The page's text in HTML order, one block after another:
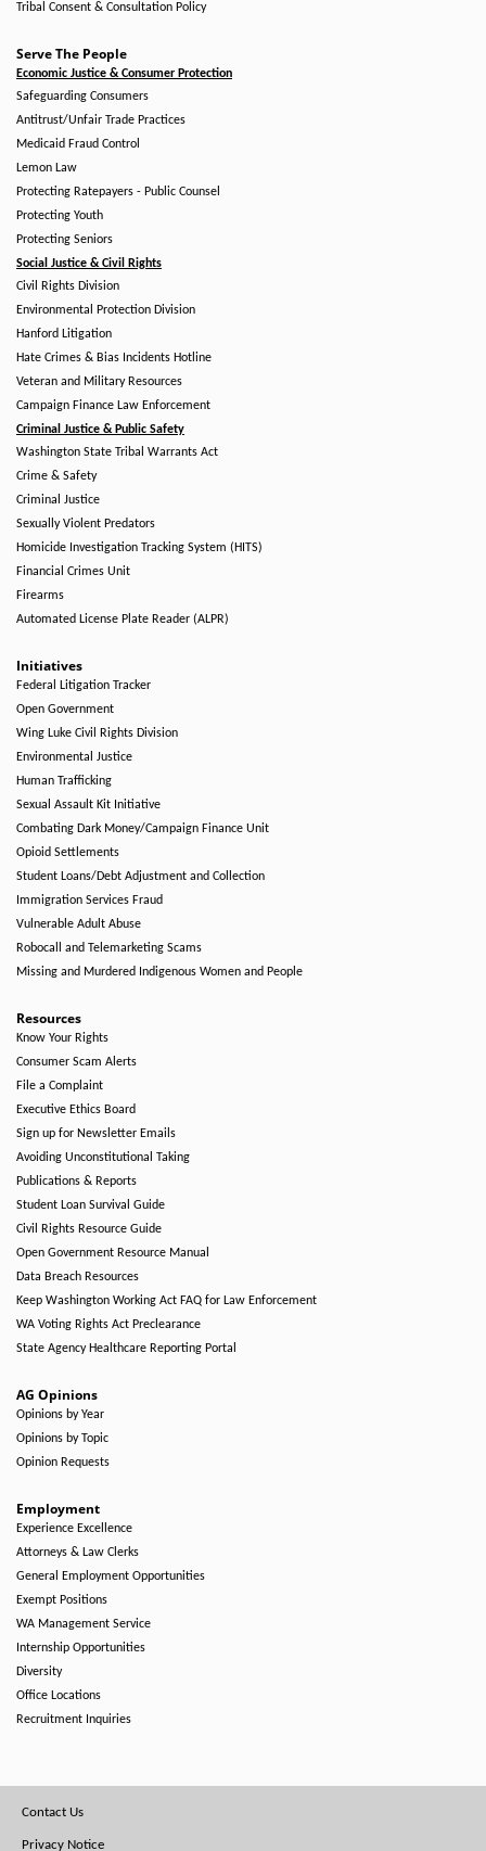
Tribal Consent & Consultation Policy
Serve The People
Economic Justice & Consumer Protection
Safeguarding Consumers
Antitrust/Unfair Trade Practices
Medicaid Fraud Control
Lemon Law
Protecting Ratepayers - Public Counsel
Protecting Youth
Protecting Seniors
Social Justice & Civil Rights
Civil Rights Division
Environmental Protection Division
Hanford Litigation
Hate Crimes & Bias Incidents Hotline
Veteran and Military Resources
Campaign Finance Law Enforcement
Criminal Justice & Public Safety
Washington State Tribal Warrants Act
Crime & Safety
Criminal Justice
Sexually Violent Predators
Homicide Investigation Tracking System (HITS)
Financial Crimes Unit
Firearms
Automated License Plate Reader (ALPR)
Initiatives
Federal Litigation Tracker
Open Government
Wing Luke Civil Rights Division
Environmental Justice
Human Trafficking
Sexual Assault Kit Initiative
Combating Dark Money/Campaign Finance Unit
Opioid Settlements
Student Loans/Debt Adjustment and Collection
Immigration Services Fraud
Vulnerable Adult Abuse
Robocall and Telemarketing Scams
Missing and Murdered Indigenous Women and People
Resources
Know Your Rights
Consumer Scam Alerts
File a Complaint
Executive Ethics Board
Sign up for Newsletter Emails
Avoiding Unconstitutional Taking
Publications & Reports
Student Loan Survival Guide
Civil Rights Resource Guide
Open Government Resource Manual
Data Breach Resources
Keep Washington Working Act FAQ for Law Enforcement
WA Voting Rights Act Preclearance
State Agency Healthcare Reporting Portal
AG Opinions
Opinions by Year
Opinions by Topic
Opinion Requests
Employment
Experience Excellence
Attorneys & Law Clerks
General Employment Opportunities
Exempt Positions
WA Management Service
Internship Opportunities
Diversity
Office Locations
Recruitment Inquiries
Footer
Contact Us
Privacy Notice